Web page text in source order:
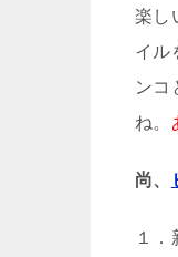
楽し
イル
ンコ
ね。
尚、
１